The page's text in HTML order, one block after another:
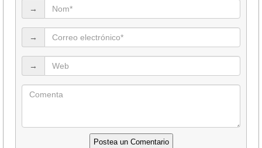
→
→
→